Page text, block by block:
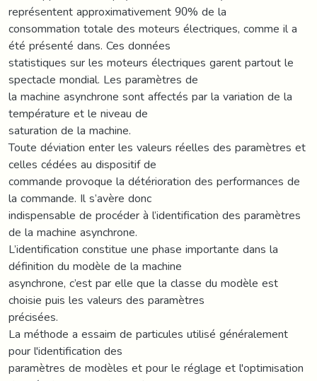
représentent approximativement 90% de la
consommation totale des moteurs électriques, comme il a
été présenté dans. Ces données
statistiques sur les moteurs électriques garent partout le
spectacle mondial. Les paramètres de
la machine asynchrone sont affectés par la variation de la
température et le niveau de
saturation de la machine.
Toute déviation enter les valeurs réelles des paramètres et
celles cédées au dispositif de
commande provoque la détérioration des performances de
la commande. Il s’avère donc
indispensable de procéder à l’identification des paramètres
de la machine asynchrone.
L’identification constitue une phase importante dans la
définition du modèle de la machine
asynchrone, c’est par elle que la classe du modèle est
choisie puis les valeurs des paramètres
précisées.
La méthode a essaim de particules utilisé généralement
pour l'identification des
paramètres de modèles et pour le réglage et l'optimisation